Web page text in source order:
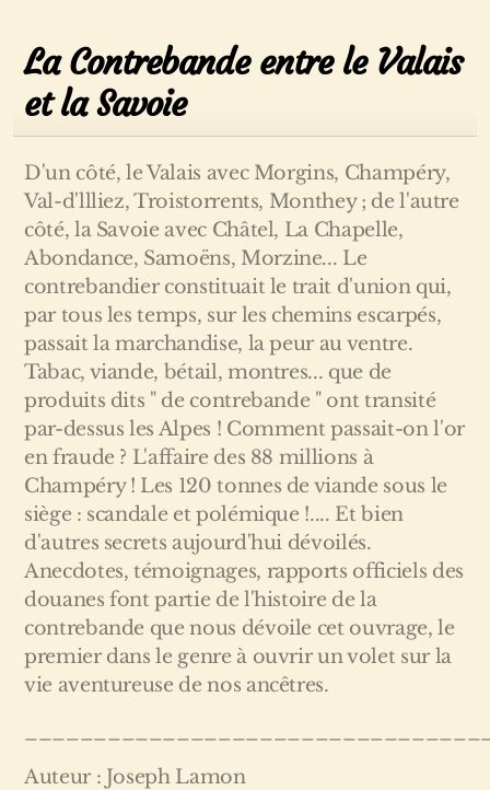
La Contrebande entre le Valais
et la Savoie
D'un côté, le Valais avec Morgins, Champéry,
Val-d'llliez, Troistorrents, Monthey ; de l'autre
côté, la Savoie avec Châtel, La Chapelle,
Abondance, Samoëns, Morzine... Le
contrebandier constituait le trait d'union qui,
par tous les temps, sur les chemins escarpés,
passait la marchandise, la peur au ventre.
Tabac, viande, bétail, montres... que de
produits dits " de contrebande " ont transité
par-dessus les Alpes ! Comment passait-on l'or
en fraude ? L'affaire des 88 millions à
Champéry ! Les 120 tonnes de viande sous le
siège : scandale et polémique !.... Et bien
d'autres secrets aujourd'hui dévoilés.
Anecdotes, témoignages, rapports officiels des
douanes font partie de l'histoire de la
contrebande que nous dévoile cet ouvrage, le
premier dans le genre à ouvrir un volet sur la
vie aventureuse de nos ancêtres.
Auteur : Joseph Lamon